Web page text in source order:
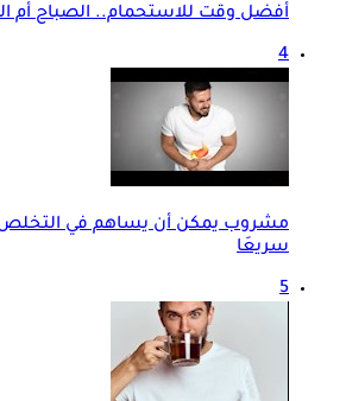
أفضل وقت للاستحمام.. الصباح أم
4
مشروب يمكن أن يساهم في التخلص
سريعَا
5